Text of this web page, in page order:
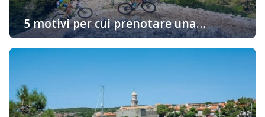
5 motivi per cui prenotare una
sistemazione sull’isola “d’Oro” di Krk è
una buona idea
Vi state chiedendo perché dovreste prenotare un alloggio
soleggiata, la cosiddetta isola d’Oro è una delle
destinazioni attraenti per i turisti grazie alla sua ricca e